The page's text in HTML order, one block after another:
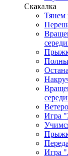
Скакалка
Тянем
Игра
Игра